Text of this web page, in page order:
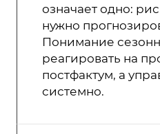
означает одно:
нужно
Понимание
реагировать на
постфактум, а
системно.